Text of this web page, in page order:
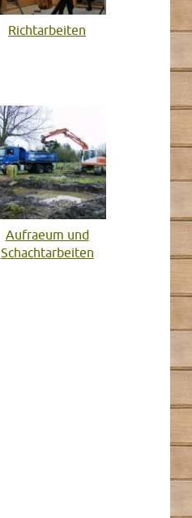
Richtarbeiten
Aufraeum und
Schachtarbeiten